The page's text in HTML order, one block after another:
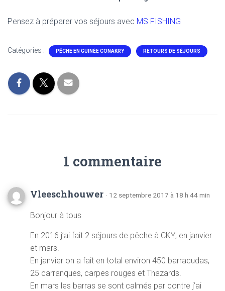
Pensez à préparer vos séjours avec MS FISHING
Catégories : PÊCHE EN GUINÉE CONAKRY RETOURS DE SÉJOURS
1 commentaire
Vleeschhouwer · 12 septembre 2017 à 18 h 44 min
Bonjour à tous
En 2016 j’ai fait 2 séjours de pêche à CKY; en janvier
et mars.
En janvier on a fait en total environ 450 barracudas,
25 carranques, carpes rouges et Thazards.
En mars les barras se sont calmés par contre j’ai